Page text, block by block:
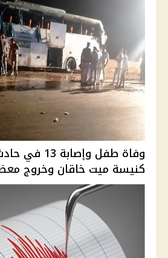
وفاة طفل
كنيسة ميت خاقان وخروج